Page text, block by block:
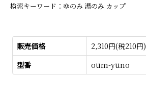
検索キーワード：ゆのみ 湯のみ カップ
販売価格
2,310円(税210円)
型番
oum-yuno